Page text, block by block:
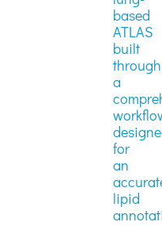
based
ATLAS
built
through
a
for
an
lipid